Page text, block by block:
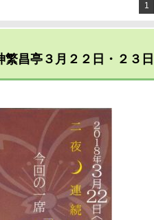
1
昌亭３月２２日・２３日